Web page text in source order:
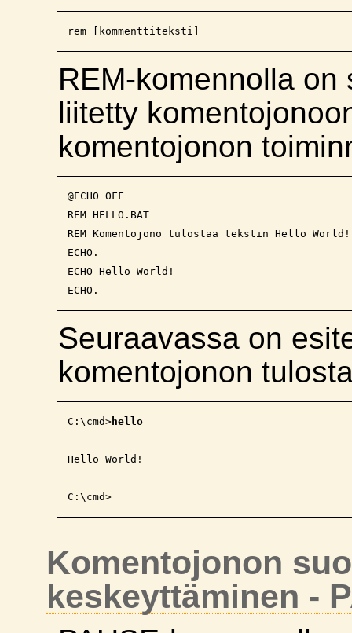
REM-komennolla on
liitetty
komentojonon
@ECHO OFF
REM HELLO.BAT
REM Komentojono tulostaa tekstin Hello World!
ECHO.
ECHO Hello World!
Seuraavassa on
komentojonon
C:\cmd>hello
Hello World!
C:\cmd>
Komentojonon
keskeyttäminen -